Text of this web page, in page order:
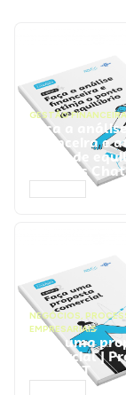
GESTÃO FINANCEIRA
Faça a
financeira e
ponto de
Prompts
NEGÓCIOS,
EMPRESARIAIS
Faça uma
comercial |
ChatGPT